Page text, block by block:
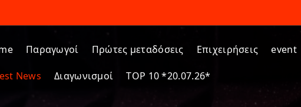
Παραγωγοί Πρώτες μεταδόσεις Επιχειρήσεις event
News Διαγωνισμοί TOP 10 *20.07.26*